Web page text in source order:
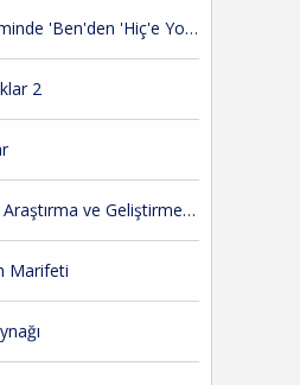
'Ben'den 'Hiç'e Yolculuk
2
ve Geliştirme İhtiyacı
Marifeti